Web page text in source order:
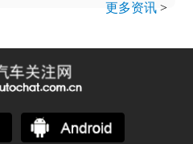
更多资讯>